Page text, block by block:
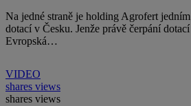
Na jedné straně je holding Agrofert
dotací v Česku. Jenže právě čerpání
Evropská…
VIDEO
shares views
shares views